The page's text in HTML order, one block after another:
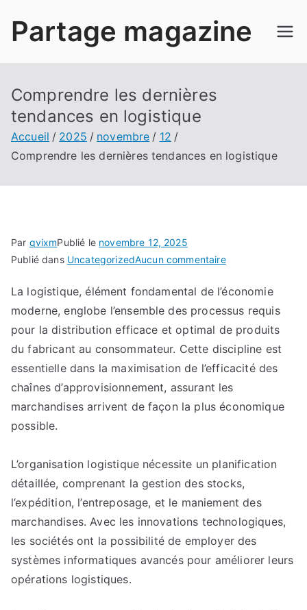
Partage magazine
Comprendre les dernières
tendances en logistique
Accueil 2025 novembre
12
Comprendre les dernières tendances en logistique
Par qvixmPublié le novembre 12, 2025
Publié dans UncategorizedAucun commentairesur
les
dernières
tendances
en
logistique
La logistique, élément fondamental de l’économie
moderne, englobe l’ensemble des processus requis
pour la distribution efficace et optimal de produits
du fabricant au consommateur. Cette discipline est
essentielle dans la maximisation de l’efficacité des
chaînes d’approvisionnement, assurant les
marchandises arrivent de façon la plus économique
possible.
L’organisation logistique nécessite un planification
détaillée, comprenant la gestion des stocks,
l’expédition, l’entreposage, et le maniement des
marchandises. Avec les innovations technologiques,
les sociétés ont la possibilité de employer des
systèmes informatiques avancés pour améliorer leurs
opérations logistiques.